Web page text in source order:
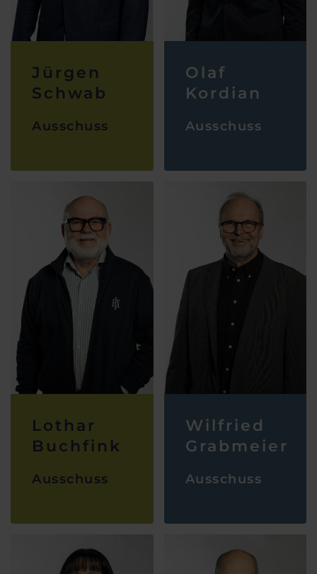
Jürgen
Schwab
Ausschuss
Olaf
Kordian
Ausschuss
Lothar
Buchfink
Ausschuss
Wilfried
Grabmeier
Ausschuss